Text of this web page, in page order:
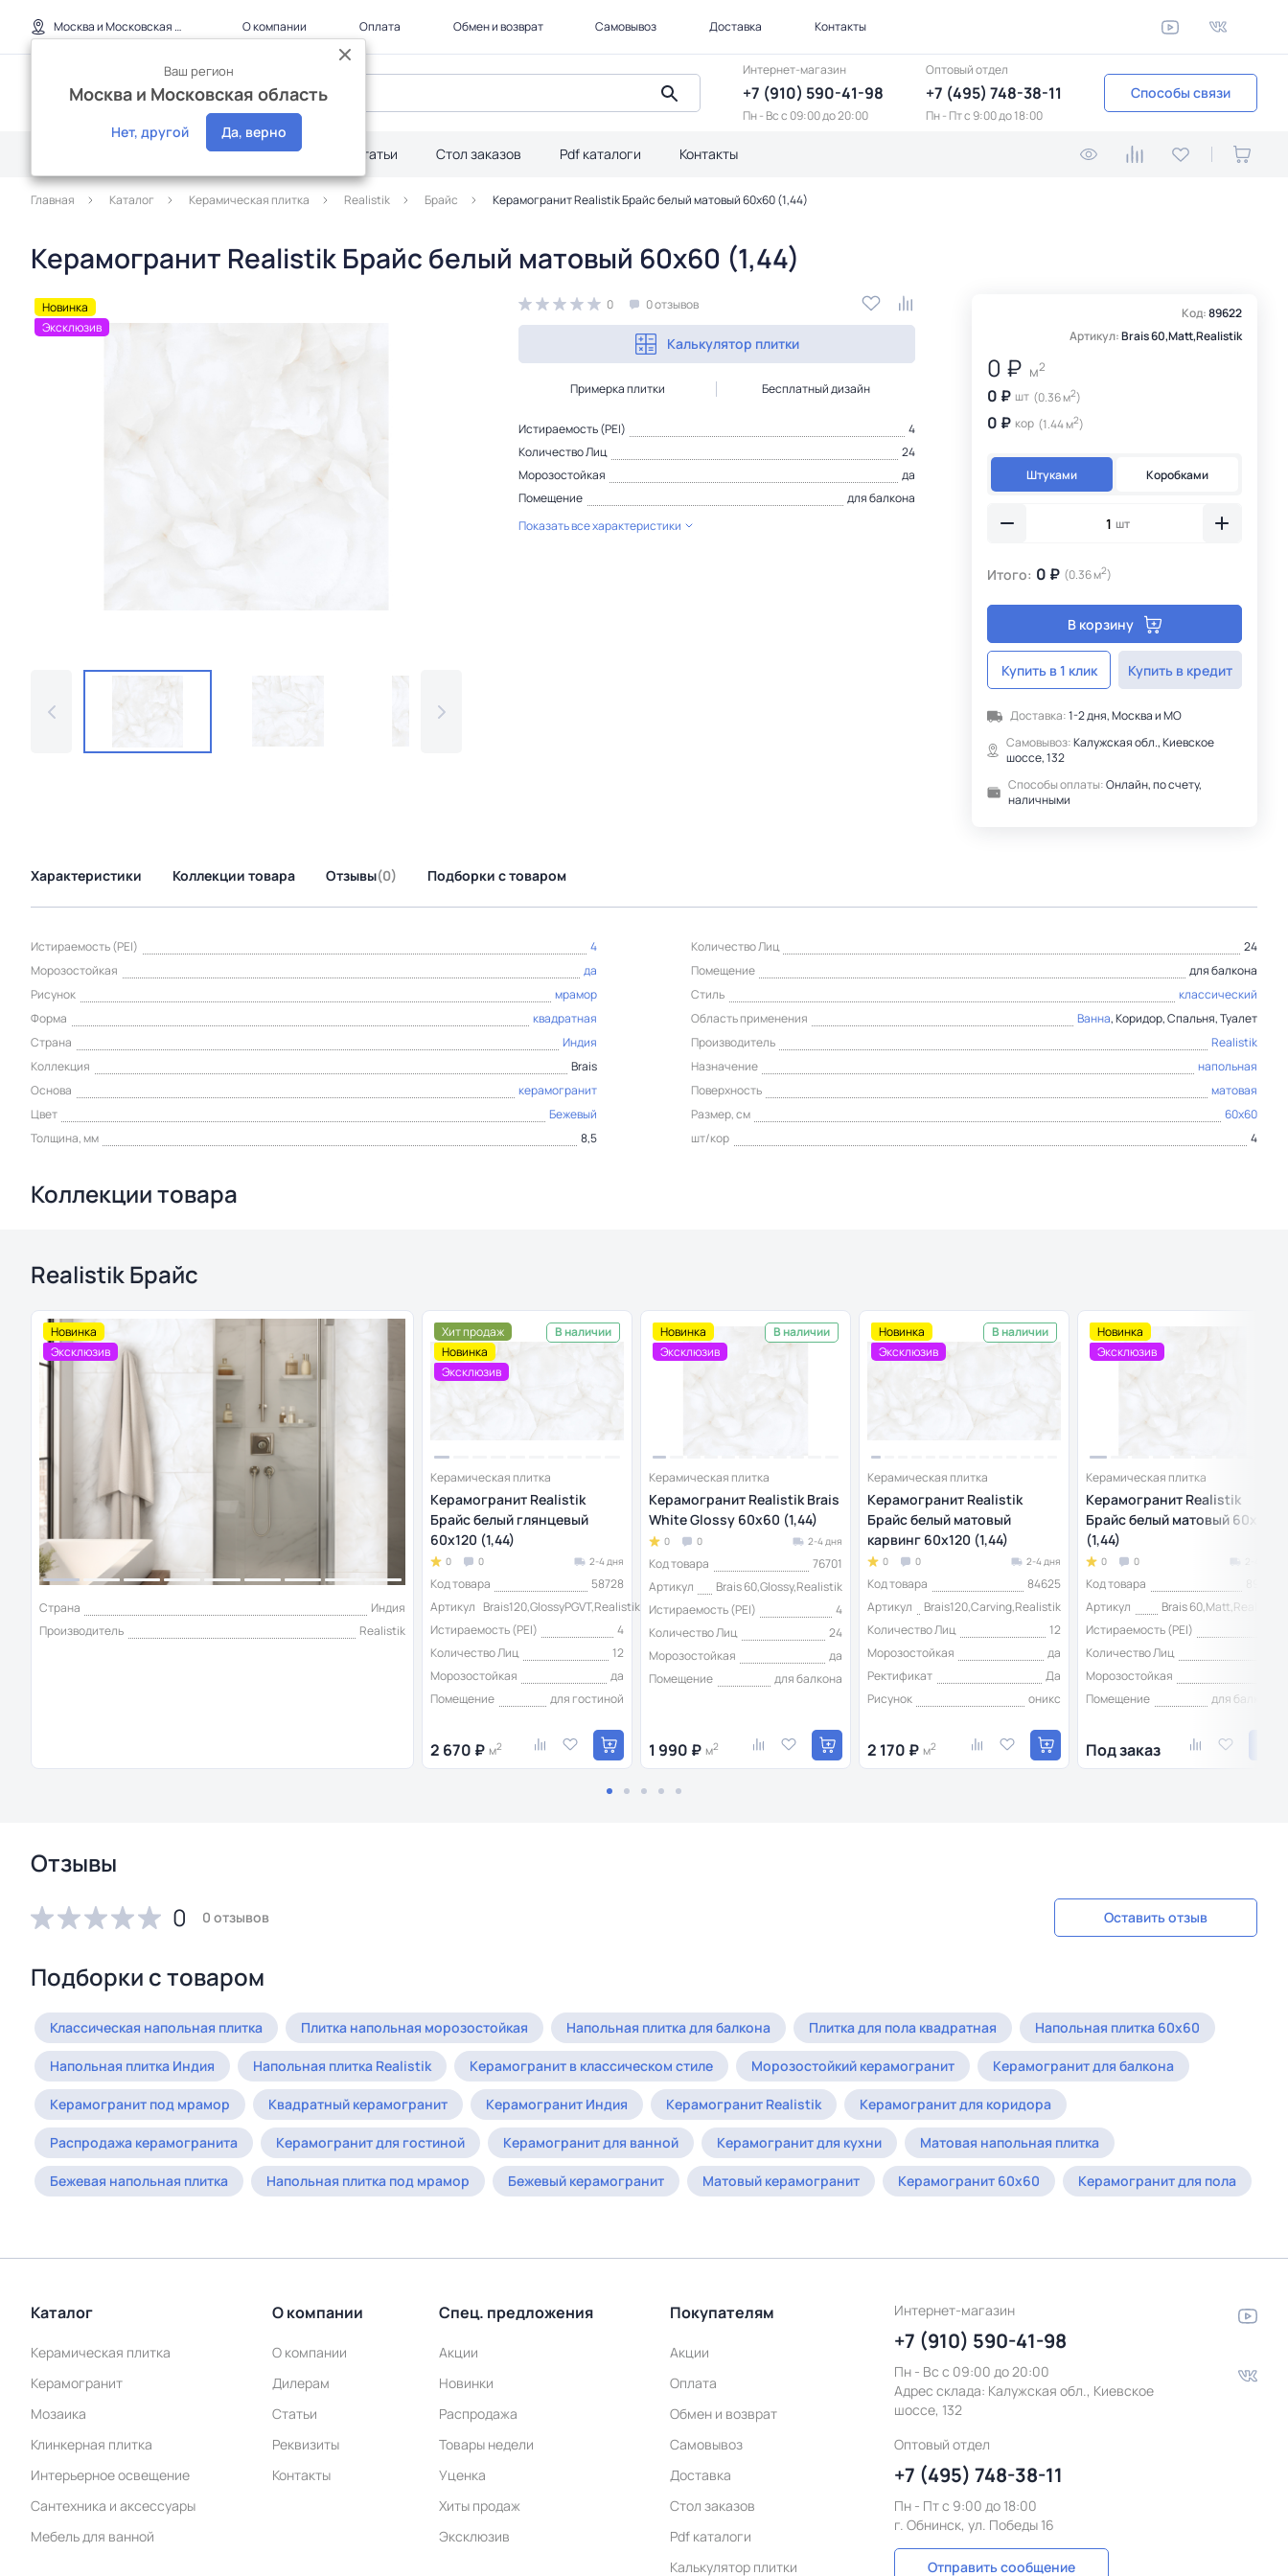
Москва и Московская область
Ваш регион
Москва и Московская область
Нет, другой Да, верно
О компании Оплата Обмен и возврат Самовывоз Доставка Контакты
Интернет-магазин
+7 (910) 590-41-98
Пн - Вс с 09:00 до 20:00
Оптовый отдел
+7 (495) 748-38-11
Пн - Пт c 9:00 до 18:00
Способы связи
Дилерам Акции Статьи Стол заказов Pdf каталоги Контакты
Главная Каталог Керамическая плитка Realistik Брайс Керамогранит Realistik Брайс белый матовый 60x60 (1,44)
Керамогранит Realistik Брайс белый матовый 60x60 (1,44)
Новинка
Эксклюзив
0 0 отзывов
Калькулятор плитки
Примерка плитки Бесплатный дизайн
Истираемость (PEI)
4
Количество Лиц
24
Морозостойкая
да
Помещение
для балкона
Показать все характеристики
Код:89622
Артикул:Brais 60,Matt,Realistik
0 ₽ м2
0 ₽ шт (0.36 м2)
0 ₽ кор (1.44 м2)
Штуками Коробками
шт
Итого: 0 ₽ (0.36 м2)
В корзину
Купить в 1 клик Купить в кредит
Доставка:1-2 дня, Москва и МО
Самовывоз:Калужская обл., Киевское
шоссе, 132
Способы оплаты:Онлайн, по счету,
наличными
Характеристики Коллекции товара Отзывы(0) Подборки с товаром
Истираемость (PEI) 4 Количество Лиц
24
Морозостойкая
да Помещение
для балкона
Рисунок
мрамор Стиль
классический
Форма
квадратная Область применения Ванна, Коридор, Спальня, Туалет
Страна
Индия Производитель
Realistik
Коллекция
Brais Назначение
напольная
Основа
керамогранит Поверхность
матовая
Цвет
Бежевый Размер, см
60x60
Толщина, мм
8,5 шт/кор 4
Коллекции товара
Realistik Брайс
Новинка
Эксклюзив
Страна
Индия
Производитель
Realistik
Хит продаж
Новинка
Эксклюзив
В наличии
Керамическая плитка
Керамогранит Realistik
Брайс белый глянцевый
60x120 (1,44)
0 0 2-4 дня
Код товара
58728
Артикул Brais120,GlossyPGVT,Realistik
Истираемость (PEI)
4
Количество Лиц
12
Морозостойкая
да
Помещение
для гостиной
2 670 ₽ м2
Новинка
Эксклюзив
В наличии
Керамическая плитка
Керамогранит Realistik Brais
White Glossy 60x60 (1,44)
0 0 2-4 дня
Код товара
76701
Артикул
Brais 60,Glossy,Realistik
Истираемость (PEI)
4
Количество Лиц
24
Морозостойкая
да
Помещение
для балкона
1 990 ₽ м2
Новинка
Эксклюзив
В наличии
Керамическая плитка
Керамогранит Realistik
Брайс белый матовый
карвинг 60x120 (1,44)
0 0 2-4 дня
Код товара
84625
Артикул
Brais120,Carving,Realistik
Количество Лиц
12
Морозостойкая
да
Ректификат
Да
Рисунок
оникс
2 170 ₽ м2
Новинка
Эксклюзив
Керамическая плитка
Керамогранит Realistik
Брайс белый матовый 60x60
(1,44)
0 0
Код товара
Артикул
Brais 60,Matt,Realistik
Истираемость (PEI)
Количество Лиц
Морозостойкая
Помещение
для балкона
Под заказ
Отзывы
0
0 отзывов Оставить отзыв
Подборки с товаром
Классическая напольная плитка Плитка напольная морозостойкая Напольная плитка для балкона Плитка для пола квадратная Напольная плитка 60x60
Напольная плитка Индия Напольная плитка Realistik Керамогранит в классическом стиле Морозостойкий керамогранит Керамогранит для балкона
Керамогранит под мрамор Квадратный керамогранит Керамогранит Индия Керамогранит Realistik Керамогранит для коридора
Распродажа керамогранита Керамогранит для гостиной Керамогранит для ванной Керамогранит для кухни Матовая напольная плитка
Бежевая напольная плитка Напольная плитка под мрамор Бежевый керамогранит Матовый керамогранит Керамогранит 60x60 Керамогранит для пола
Каталог
Керамическая плитка
Керамогранит
Мозаика
Клинкерная плитка
Интерьерное освещение
Сантехника и аксессуары
Мебель для ванной
О компании
О компании
Дилерам
Статьи
Реквизиты
Контакты
Спец. предложения
Акции
Новинки
Распродажа
Товары недели
Уценка
Хиты продаж
Эксклюзив
Покупателям
Акции
Оплата
Обмен и возврат
Самовывоз
Доставка
Стол заказов
Pdf каталоги
Калькулятор плитки
Интернет-магазин
+7 (910) 590-41-98
Пн - Вс с 09:00 до 20:00
Адрес склада: Калужская обл., Киевское
шоссе, 132
Оптовый отдел
+7 (495) 748-38-11
Пн - Пт c 9:00 до 18:00
г. Обнинск, ул. Победы 16
Отправить сообщение